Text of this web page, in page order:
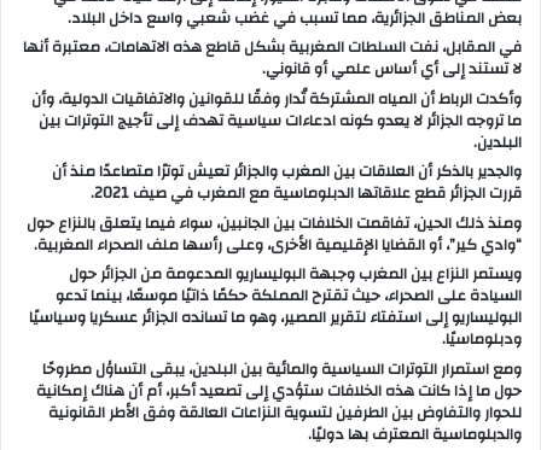
بعض المناطق الجزائرية، مما تسبب فيغضب شعبي واسعداخل البلاد.
في المقابل،نفت السلطات المغربيةبشكل قاطع هذه الاتهامات، معتبرة أنها
لا تستند إلى أي أساس علمي أو قانوني.
وأكدت الرباط أن المياه المشتركة تُدار وفقًا للقوانين والاتفاقيات الدولية، وأن
ما تروجه الجزائر لا يعدو كونهادعاءات سياسيةتهدف إلى تأجيج التوترات بين
البلدين.
والجدير بالذكر أن العلاقات بينالمغرب والجزائر تعيش توترًا متصاعدًامنذ أن
قررت الجزائر قطع علاقاتها الدبلوماسية مع المغرب في صيف 2021.
ومنذ ذلك الحين، تفاقمت الخلافات بين الجانبين، سواء فيما يتعلق بالنزاع حول
“وادي كير”، أو القضايا الإقليمية الأخرى، وعلى رأسهاملف الصحراء المغربية.
ويستمر النزاع بين المغرب وجبهة البوليساريو المدعومة من الجزائر حول
السيادة على الصحراء، حيث تقترح المملكةحكمًا ذاتيًا موسعًا، بينما تدعو
البوليساريو إلىاستفتاء لتقرير المصير، وهو ما تسانده الجزائر عسكريا وسياسيًا
ودبلوماسيًا.
ومع استمرار التوترات السياسية والمائية بين البلدين، يبقى التساؤل مطروحًا
حول ما إذا كانت هذه الخلافات ستؤدي إلىتصعيد أكبر، أم أن هناكإمكانية
للحوار والتفاوضبين الطرفين لتسوية النزاعات العالقة وفق الأطر القانونية
والدبلوماسية المعترف بها دوليًا.